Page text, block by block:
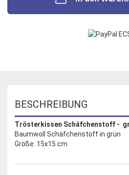
BESCHREIBUNG
Trösterkissen Schäfchenstoff -
Baumwoll Schäfchenstoff in grün
Größe: 15x15 cm